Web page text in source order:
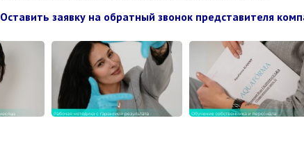
Оставить заявку на обратный звонок представителя